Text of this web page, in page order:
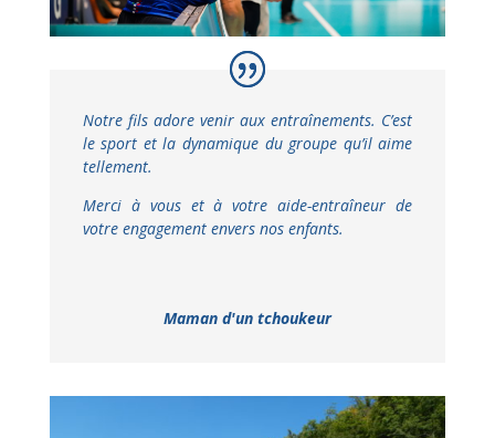
Notre fils adore venir aux entraînements. C’est
le sport et la dynamique du groupe qu’il aime
tellement.
Merci à vous et à votreaide-entraîneur de
votre engagement envers nos enfants.
Maman d'un tchoukeur